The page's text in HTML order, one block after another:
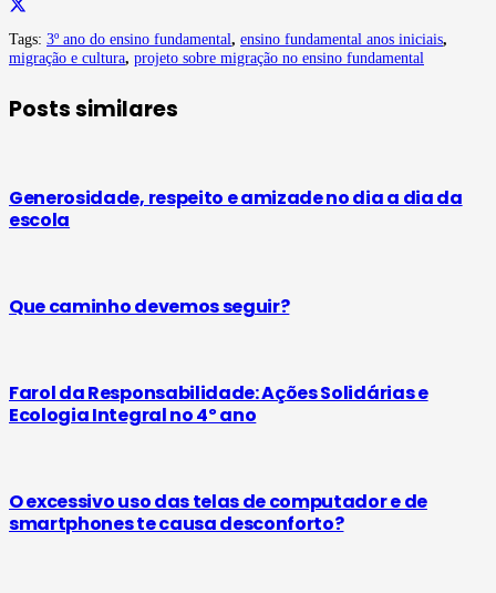
Tags: 3º ano do ensino fundamental, ensino fundamental anos iniciais,
migração e cultura, projeto sobre migração no ensino fundamental
Posts similares
Generosidade, respeito e amizade no dia a dia da
escola
Que caminho devemos seguir?
Farol da Responsabilidade: Ações Solidárias e
Ecologia Integral no 4º ano
O excessivo uso das telas de computador e de
smartphones te causa desconforto?